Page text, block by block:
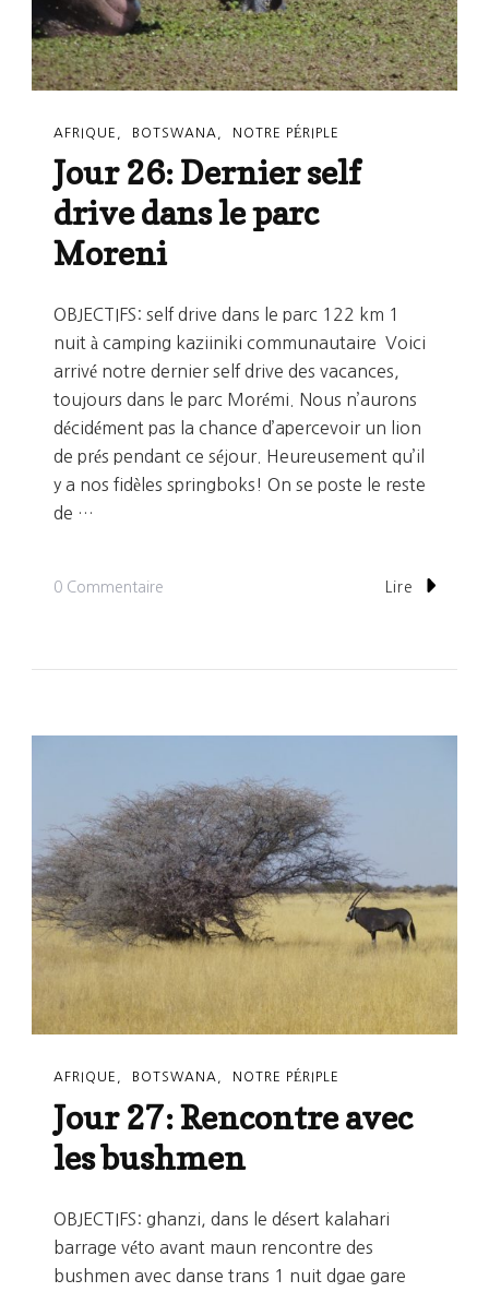
AFRIQUE BOTSWANA NOTRE PÉRIPLE
Jour 26: Dernier self
drive dans le parc
Moreni
OBJECTIFS: self drive dans le parc 122 km 1
nuit à camping kaziiniki communautaire ​ Voici
arrivé notre dernier self drive des vacances,
toujours dans le parc Morémi. Nous n’aurons
décidément pas la chance d’apercevoir un lion
de prés pendant ce séjour. Heureusement qu’il
y a nos fidèles springboks! On se poste le reste
de …
0 Commentaire
Le
Parc
Moreni
Lire
AFRIQUE BOTSWANA NOTRE PÉRIPLE
Jour 27: Rencontre avec
les bushmen
OBJECTIFS: ghanzi, dans le désert kalahari
barrage véto avant maun rencontre des
bushmen avec danse trans 1 nuit dgae gare